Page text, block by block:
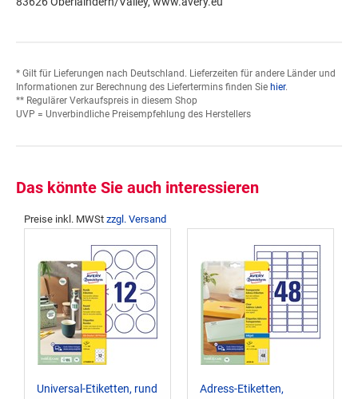
* Gilt für Lieferungen nach Deutschland. Lieferzeiten für andere Länder und
Informationen zur Berechnung des Liefertermins finden Sie hier.
** Regulärer Verkaufspreis in diesem Shop
UVP = Unverbindliche Preisempfehlung des Herstellers
Das könnte Sie auch interessieren
Preise inkl. MWSt zzgl. Versand
Universal-Etiketten, rund
Adress-Etiketten,